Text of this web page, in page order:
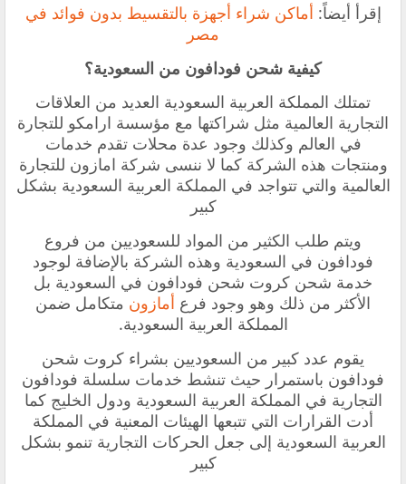
إقرأ أيضاً: أماكن شراء أجهزة بالتقسيط بدون فوائد في
مصر
كيفية شحن فودافون من السعودية؟
تمتلك المملكة العربية السعودية العديد من العلاقات
التجارية العالمية مثل شراكتها مع مؤسسة ارامكو للتجارة
في العالم وكذلك وجود عدة محلات تقدم خدمات
ومنتجات هذه الشركة كما لا ننسى شركة امازون للتجارة
العالمية والتي تتواجد في المملكة العربية السعودية بشكل
كبير
ويتم طلب الكثير من المواد للسعوديين من فروع
فودافون في السعودية وهذه الشركة بالإضافة لوجود
خدمة شحن كروت شحن فودافون في السعودية بل
الأكثر من ذلك وهو وجود فرع أمازون متكامل ضمن
المملكة العربية السعودية.
يقوم عدد كبير من السعوديين بشراء كروت شحن
فودافون باستمرار حيث تنشط خدمات سلسلة فودافون
التجارية في المملكة العربية السعودية ودول الخليج كما
أدت القرارات التي تتبعها الهيئات المعنية في المملكة
العربية السعودية إلى جعل الحركات التجارية تنمو بشكل
كبير